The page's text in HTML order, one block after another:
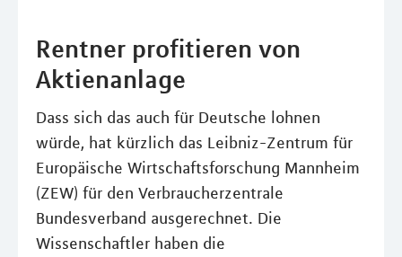
Rentner profitieren von
Aktienanlage
Dass sich das auch für Deutsche lohnen
würde, hat kürzlich das Leibniz-Zentrum für
Europäische Wirtschaftsforschung Mannheim
(ZEW) für den Verbraucherzentrale
Bundesverband ausgerechnet. Die
Wissenschaftler haben die